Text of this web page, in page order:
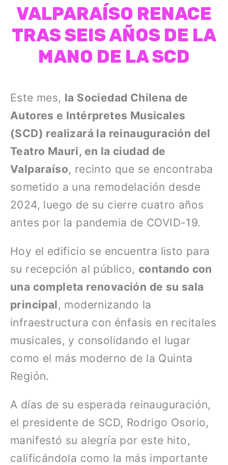
VALPARAÍSO RENACE
TRAS SEIS AÑOS DE LA
MANO DE LA SCD
Este mes, la Sociedad Chilena de
Autores e Intérpretes Musicales
(SCD) realizará la reinauguración del
Teatro Mauri, en la ciudad de
Valparaíso, recinto que se encontraba
sometido a una remodelación desde
2024, luego de su cierre cuatro años
antes por la pandemia de COVID-19.
Hoy el edificio se encuentra listo para
su recepción al público, contando con
una completa renovación de su sala
principal, modernizando la
infraestructura con énfasis en recitales
musicales, y consolidando el lugar
como el más moderno de la Quinta
Región.
A días de su esperada reinauguración,
el presidente de SCD, Rodrigo Osorio,
manifestó su alegría por este hito,
calificándola como la más importante